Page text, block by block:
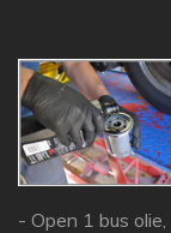
- Open 1 bus